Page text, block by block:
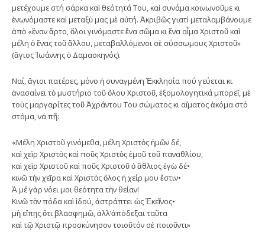
μετέχουμε στή σάρκα καὶ θεότητά Του, καὶ συνάμα κοινωνοῦμε κι
ἑνωνόμαστε καὶ μεταξὺ μας μὲ αὐτή. Ἀκριβῶς γιατὶ μεταλαμβάνουμε
ἀπὸ «ἕναν ἄρτο, ὅλοι γινόμαστε ἕνα σῶμα κι ἕνα αἷμα Χριστοῦ καὶ
μέλη ὁ ἕνας τοῦ ἄλλου, μεταβαλλόμενοι σὲ σύσσωμους Χριστοῦ»
(ἅγιος Ἰωάννης ὁ Δαμασκηνός).
Ναί, ἅγιοι πατέρες, μόνο ἡ συναγμένη Ἐκκλησία πού γεύεται κι
ἀνασαίνει τὸ μυστήριο τοῦ ὅλου Χριστοῦ, ἐξομολογητικά μπορεῖ, μὲ
τοὺς μαργαρίτες τοῦ Ἀχράντου Του σώματος κι αἵματος ἀκόμα στό
στόμα, νά πῆ:
«Μέλη Χριστοῦ γινόμεθα, μέλη Χριστὸς ἡμῶν δέ,
καὶ χεὶρ Χριστὸς καὶ ποῦς Χριστὸς ἐμοῦ τοῦ παναθλίου,
καὶ χεὶρ Χριστοῦ καὶ ποῦς Χριστοῦ ὁ ἄθλιος ἐγὼ δέ•
κινῶ τὴν χεῖρα καὶ Χριστὸς ὅλος ἡ χείρ μου ἔστιν•
Ἀ µέ γὰρ νόει μοι θεότητα τὴν θείαν!
Κινῶ τὸν πόδα καὶ ἰδού, ἀστράπτει ὡς Ἐκεῖνος•
μὴ εἴπῃς ὅτι βλασφημῶ, ἀλλ’ἀπόδεξαι ταῦτα
καὶ τῷ Χριστῷ προσκύνησον τοιοῦτόν σὲ ποιοῦντι»